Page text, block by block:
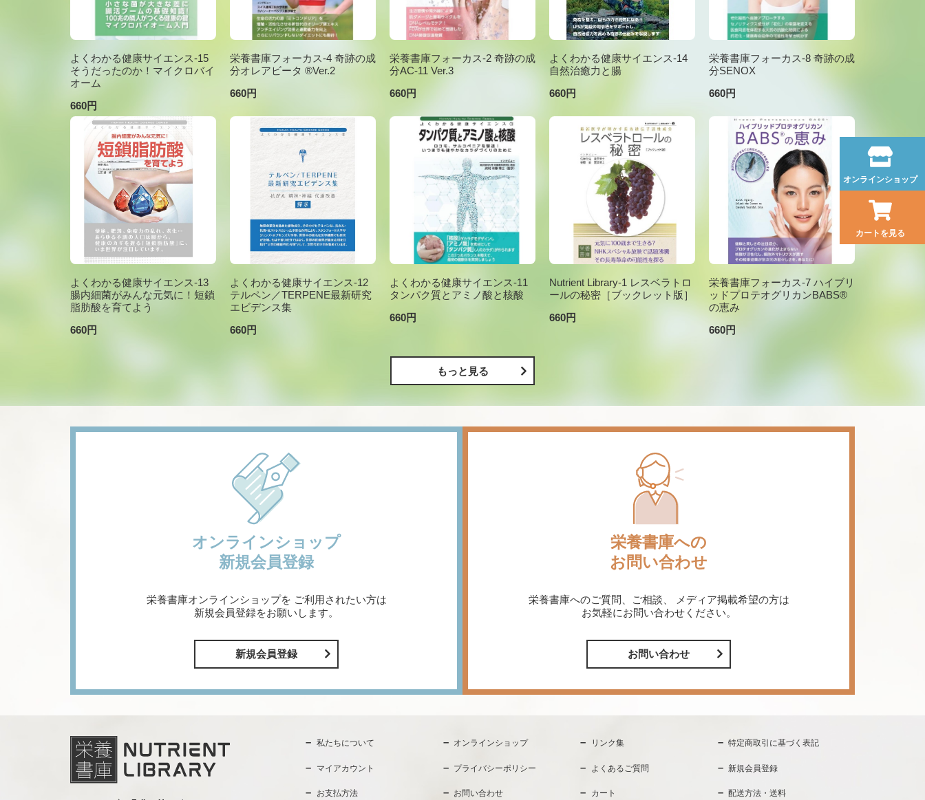
オンラインショップ
カートを見る
よくわかる健康サイエンス-15
そうだったのか！マイクロバイ
オーム
660円
栄養書庫フォーカス-4 奇跡の成
分オレアビータ ®Ver.2
660円
栄養書庫フォーカス-2 奇跡の成
分AC-11 Ver.3
660円
よくわかる健康サイエンス-14
自然治癒力と腸
660円
栄養書庫フォーカス-8 奇跡の成
分SENOX
660円
よくわかる健康サイエンス-13
腸内細菌がみんな元気に！短鎖
脂肪酸を育てよう
660円
よくわかる健康サイエンス-12
テルペン／TERPENE最新研究
エビデンス集
660円
よくわかる健康サイエンス-11
タンパク質とアミノ酸と核酸
660円
Nutrient Library-1 レスベラトロ
ールの秘密［ブックレット版］
660円
栄養書庫フォーカス-7 ハイブリ
ッドプロテオグリカンBABS®
の恵み
660円
もっと見る
オンラインショップ
新規会員登録
栄養書庫オンラインショップを ご利用されたい方は
新規会員登録をお願いします。
新規会員登録
栄養書庫への
お問い合わせ
栄養書庫へのご質問、ご相談、
メディア掲載希望の方は
お気軽にお問い合わせください。
お問い合わせ
私たちについて オンラインショップ リンク集 特定商取引に基づく表記
マイアカウント プライバシーポリシー よくあるご質問 新規会員登録
お支払方法 お問い合わせ カート 配送方法・送料